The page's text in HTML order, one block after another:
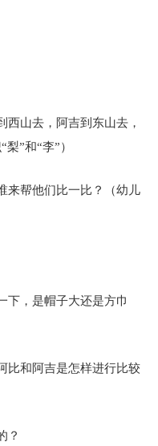
西山去，阿吉到东山去，
”和“李”）
来帮他们比一比？（幼儿
下，是帽子大还是方巾
比和阿吉是怎样进行比较
？